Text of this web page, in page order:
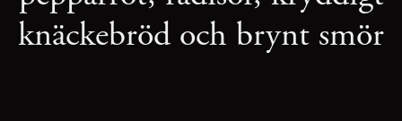
knäckebröd och brynt smör